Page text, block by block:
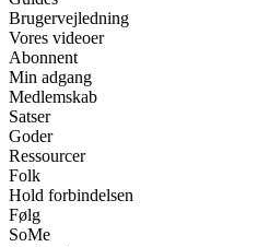
Brugervejledning
Vores videoer
Abonnent
Min adgang
Medlemskab
Satser
Goder
Ressourcer
Folk
Hold forbindelsen
Følg
SoMe